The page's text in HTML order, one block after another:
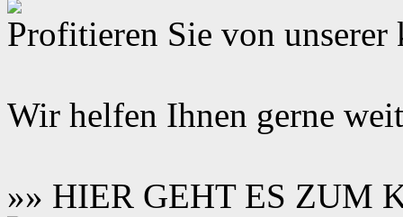
Profitieren Sie von unserer
Wir helfen Ihnen gerne
»» HIER GEHT ES ZUM